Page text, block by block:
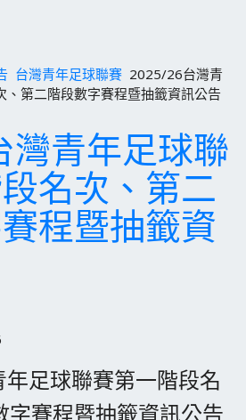
台灣青年足球聯賽 2025/26台灣青
、第二階段數字賽程暨抽籤資訊公告
灣青年足球聯
名次、第二
程暨抽籤資
足球聯賽第一階段名
字賽程暨抽籤資訊公告